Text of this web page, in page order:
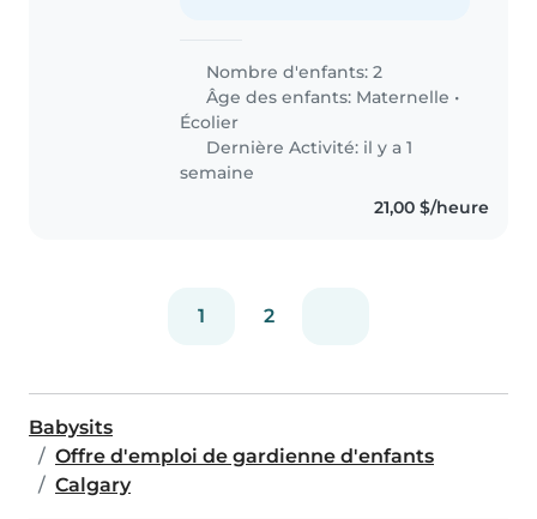
Nombre d'enfants: 2
Âge des enfants: Maternelle •
Écolier
Dernière Activité: il y a 1
semaine
21,00 $/heure
1 2
Babysits
Offre d'emploi de gardienne d'enfants
Calgary